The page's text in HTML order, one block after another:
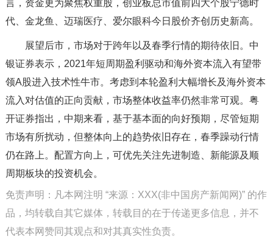
言，资金更为聚焦权重股，创业板总市值前四大个股宁德时
代、金龙鱼、迈瑞医疗、爱尔眼科今日股价齐创历史新高。
展望后市，市场对于跨年以及春季行情的期待依旧。中
银证券表示，2021年短周期盈利驱动和海外资本流入有望带
领A股进入技术性牛市。考虑到本轮盈利大幅增长及海外资本
流入对估值的正向贡献，市场整体收益率仍然非常可观。粤
开证券指出，中期来看，基于基本面的向好预期，尽管短期
市场有所扰动，但整体向上的趋势依旧存在，春季躁动行情
仍在路上。配置方向上，可优先关注先进制造、新能源及顺
周期板块的投资机会。
免责声明：凡本网注明 “来源：XXX(非中国房产新闻网)” 的作
品，均转载自其它媒体，转载目的在于传递更多信息，并不
代表本网赞同其观点和对其真实性负责。